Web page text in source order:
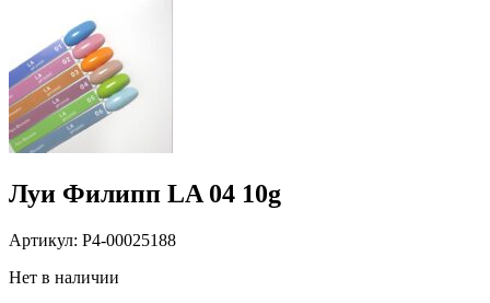
Луи Филипп LA 04 10g
Артикул: P4-00025188
Нет в наличии